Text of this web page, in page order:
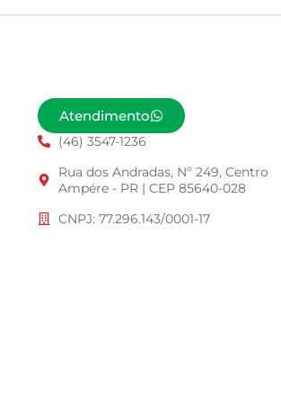
Atendimento
(46) 3547-1236
Rua dos Andradas, Nº 249, Centro
Ampére - PR | CEP 85640-028
CNPJ: 77.296.143/0001-17